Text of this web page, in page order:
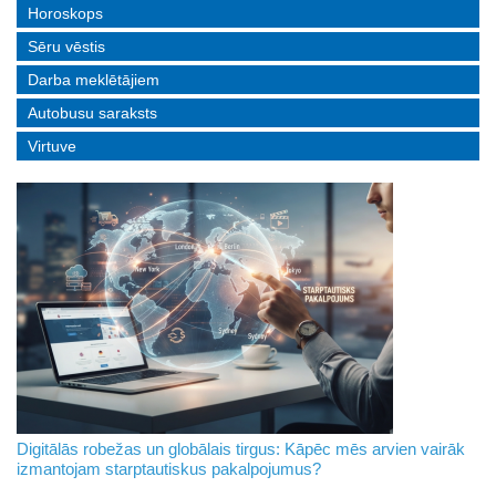
Horoskops
Sēru vēstis
Darba meklētājiem
Autobusu saraksts
Virtuve
Digitālās robežas un globālais tirgus: Kāpēc mēs arvien vairāk
izmantojam starptautiskus pakalpojumus?